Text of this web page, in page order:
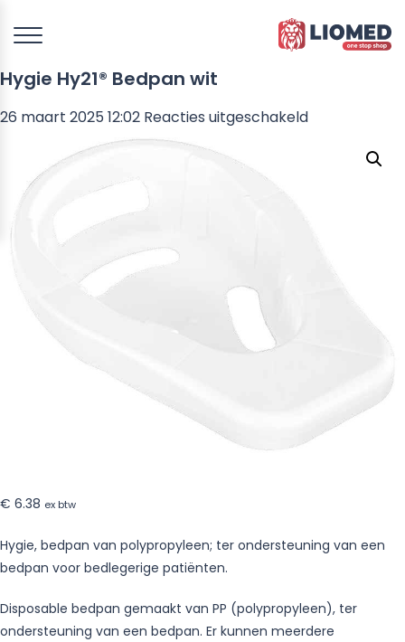
Hygie Hy21® Bedpan wit
26 maart 2025 12:02 Reacties uitgeschakeldvoor
€ 6.38 ex btw
Hygie, bedpan van polypropyleen; ter ondersteuning van een
bedpan voor bedlegerige patiënten.
Disposable bedpan gemaakt van PP (polypropyleen), ter
ondersteuning van een bedpan. Er kunnen meerdere